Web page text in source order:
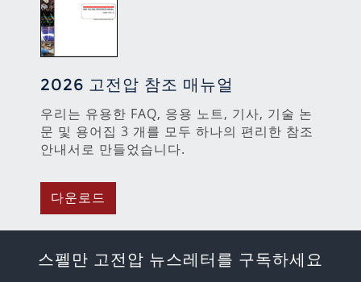
2026 고전압 참조 매뉴얼
우리는 유용한 FAQ, 응용 노트, 기사, 기술 논
문 및 용어집 3 개를 모두 하나의 편리한 참조
안내서로 만들었습니다.
다운로드
스펠만 고전압 뉴스레터를 구독하세요